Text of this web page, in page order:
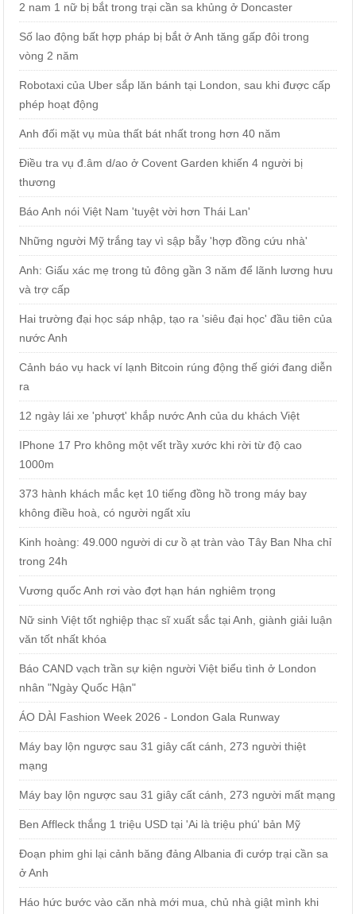
2 nam 1 nữ bị bắt trong trại cần sa khủng ở Doncaster
Số lao động bất hợp pháp bị bắt ở Anh tăng gấp đôi trong
vòng 2 năm
Robotaxi của Uber sắp lăn bánh tại London, sau khi được cấp
phép hoạt động
Anh đối mặt vụ mùa thất bát nhất trong hơn 40 năm
Điều tra vụ đ.âm d/ao ở Covent Garden khiến 4 người bị
thương
Báo Anh nói Việt Nam 'tuyệt vời hơn Thái Lan'
Những người Mỹ trắng tay vì sập bẫy 'hợp đồng cứu nhà'
Anh: Giấu xác mẹ trong tủ đông gần 3 năm để lãnh lương hưu
và trợ cấp
Hai trường đại học sáp nhập, tạo ra 'siêu đại học' đầu tiên của
nước Anh
Cảnh báo vụ hack ví lạnh Bitcoin rúng động thế giới đang diễn
ra
12 ngày lái xe 'phượt' khắp nước Anh của du khách Việt
IPhone 17 Pro không một vết trầy xước khi rời từ độ cao
1000m
373 hành khách mắc kẹt 10 tiếng đồng hồ trong máy bay
không điều hoà, có người ngất xỉu
Kinh hoàng: 49.000 người di cư ồ ạt tràn vào Tây Ban Nha chỉ
trong 24h
Vương quốc Anh rơi vào đợt hạn hán nghiêm trọng
Nữ sinh Việt tốt nghiệp thạc sĩ xuất sắc tại Anh, giành giải luận
văn tốt nhất khóa
Báo CAND vạch trần sự kiện người Việt biểu tình ở London
nhân "Ngày Quốc Hận"
ÁO DÀI Fashion Week 2026 - London Gala Runway
Máy bay lộn ngược sau 31 giây cất cánh, 273 người thiệt
mạng
Máy bay lộn ngược sau 31 giây cất cánh, 273 người mất mạng
Ben Affleck thắng 1 triệu USD tại 'Ai là triệu phú' bản Mỹ
Đoạn phim ghi lại cảnh băng đảng Albania đi cướp trại cần sa
ở Anh
Háo hức bước vào căn nhà mới mua, chủ nhà giật mình khi